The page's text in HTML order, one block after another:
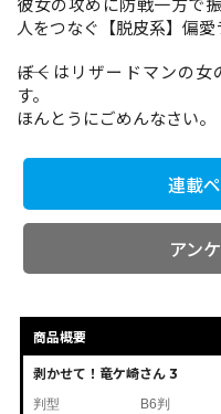
彼女の攻めに防戦一方で
人をつなぐ【脱皮系】偏愛
――ぼくはリザードマンの
す。
ほんとうにごめんなさい。
連載
アン
商品概要
剥かせて！竜ケ崎さん 3
判型
B6判